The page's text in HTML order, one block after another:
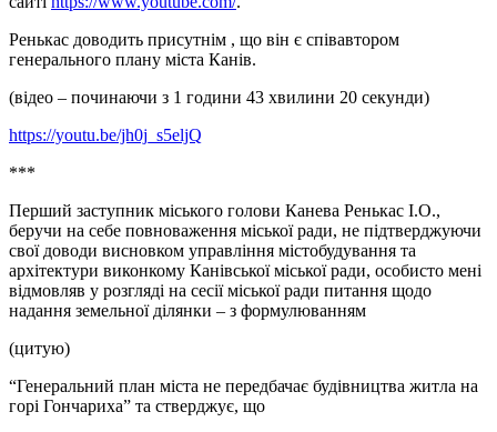
Ренькас доводить присутнім , що він є співавтором
генерального плану міста Канів.
(відео – починаючи з 1 години 43 хвилини 20 секунди)
https://youtu.be/jh0j_s5eljQ
***
Перший заступник міського голови Канева Ренькас І.О.,
беручи на себе повноваження міської ради, не підтверджуючи
свої доводи висновком управління містобудування та
архітектури виконкому Канівської міської ради, особисто мені
відмовляв у розгляді на сесії міської ради питання щодо
надання земельної ділянки – з формулюванням
(цитую)
“Генеральний план міста не передбачає будівництва житла на
горі Гончариха” та стверджує, що